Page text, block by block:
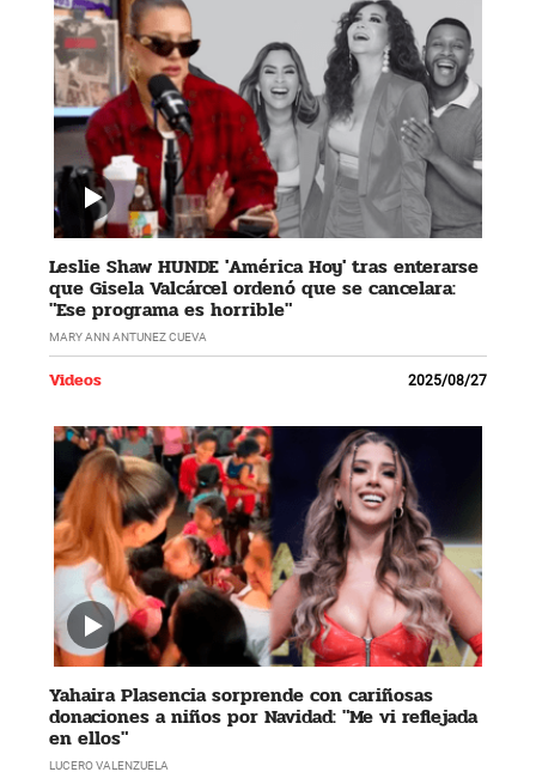
Leslie Shaw HUNDE 'América Hoy' tras enterarse
que Gisela Valcárcel ordenó que se cancelara:
"Ese programa es horrible"
MARY ANN ANTUNEZ CUEVA
Videos 2025/08/27
Yahaira Plasencia sorprende con cariñosas
donaciones a niños por Navidad: "Me vi reflejada
en ellos"
LUCERO VALENZUELA